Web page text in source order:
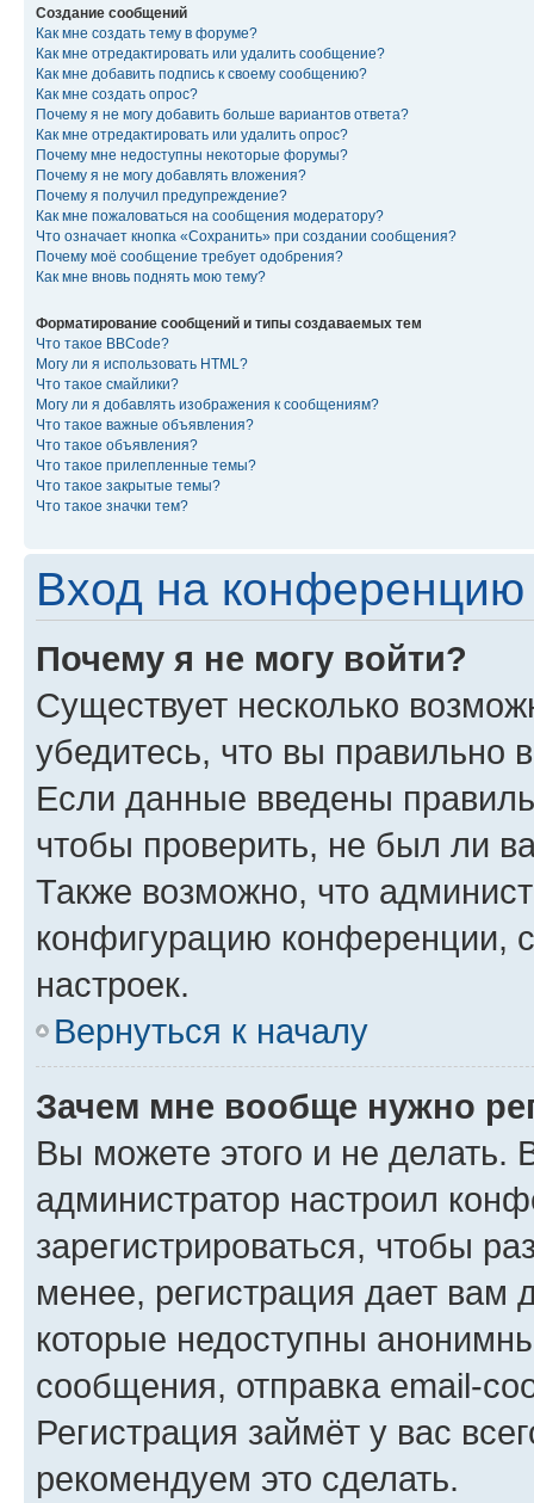
Создание сообщений
Как мне создать тему в форуме?
Как мне отредактировать или удалить сообщение?
Как мне добавить подпись к своему сообщению?
Как мне создать опрос?
Почему я не могу добавить больше вариантов ответа?
Как мне отредактировать или удалить опрос?
Почему мне недоступны некоторые форумы?
Почему я не могу добавлять вложения?
Почему я получил предупреждение?
Как мне пожаловаться на сообщения модератору?
Что означает кнопка «Сохранить» при создании сообщения?
Почему моё сообщение требует одобрения?
Как мне вновь поднять мою тему?
Форматирование сообщений и типы создаваемых тем
Что такое BBCode?
Могу ли я использовать HTML?
Что такое смайлики?
Могу ли я добавлять изображения к сообщениям?
Что такое важные объявления?
Что такое объявления?
Что такое прилепленные темы?
Что такое закрытые темы?
Что такое значки тем?
Вход на конференцию
Почему я не могу войти?
Существует несколько
убедитесь, что вы правильно
Если данные введены
чтобы проверить, не был ли
Также возможно, что
конфигурацию конференции,
настроек.
Вернуться к началу
Зачем мне вообще нужно
Вы можете этого и не делать.
администратор настроил
зарегистрироваться, чтобы
менее, регистрация дает вам
которые недоступны
сообщения, отправка email-
Регистрация займёт у вас
рекомендуем это сделать.